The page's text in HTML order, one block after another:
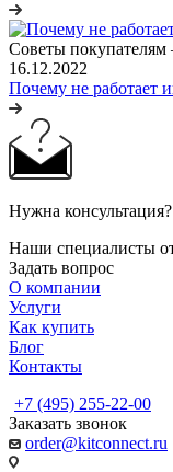
Советы покупателям
16.12.2022
Почему не работает
Нужна консультация?
Наши специалисты
Задать вопрос
О компании
Услуги
Как купить
Блог
Контакты
+7 (495) 255-22-00
Заказать звонок
order@kitconnect.ru